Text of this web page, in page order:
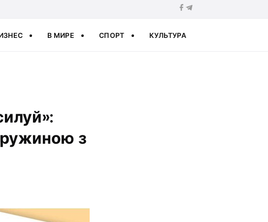
В МИРЕ СПОРТ КУЛЬТУРА
з